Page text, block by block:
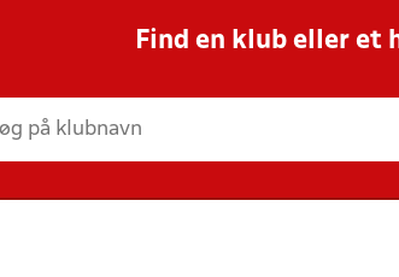
Find en klub eller et